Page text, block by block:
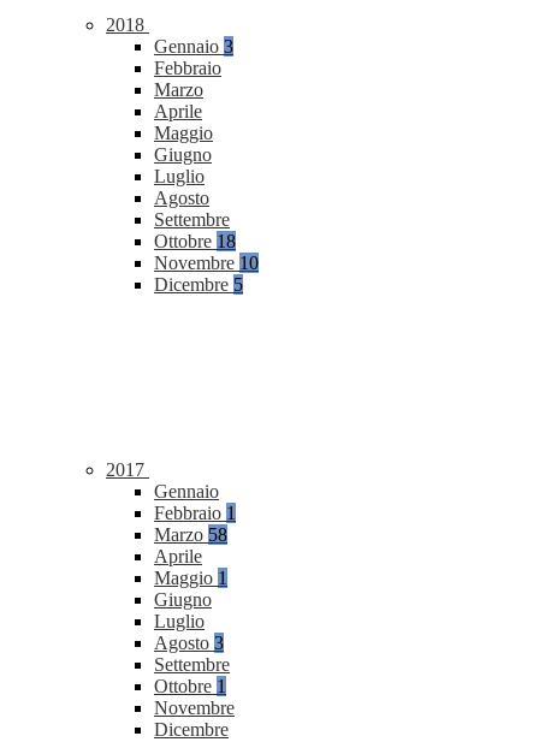
2018
Gennaio 3
Febbraio
Marzo
Aprile
Maggio
Giugno
Luglio
Agosto
Settembre
Ottobre 18
Novembre 10
Dicembre 5
2017
Gennaio
Febbraio 1
Marzo 58
Aprile
Maggio 1
Giugno
Luglio
Agosto 3
Settembre
Ottobre 1
Novembre
Dicembre